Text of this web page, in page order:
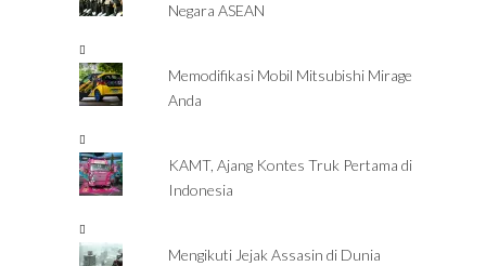
Negara ASEAN
Memodifikasi Mobil Mitsubishi Mirage
Anda
KAMT, Ajang Kontes Truk Pertama di
Indonesia
Mengikuti Jejak Assasin di Dunia